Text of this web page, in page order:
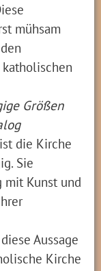
mühsam
Größen
die Kirche
Sie
mit Kunst und
Aussage
Kirche